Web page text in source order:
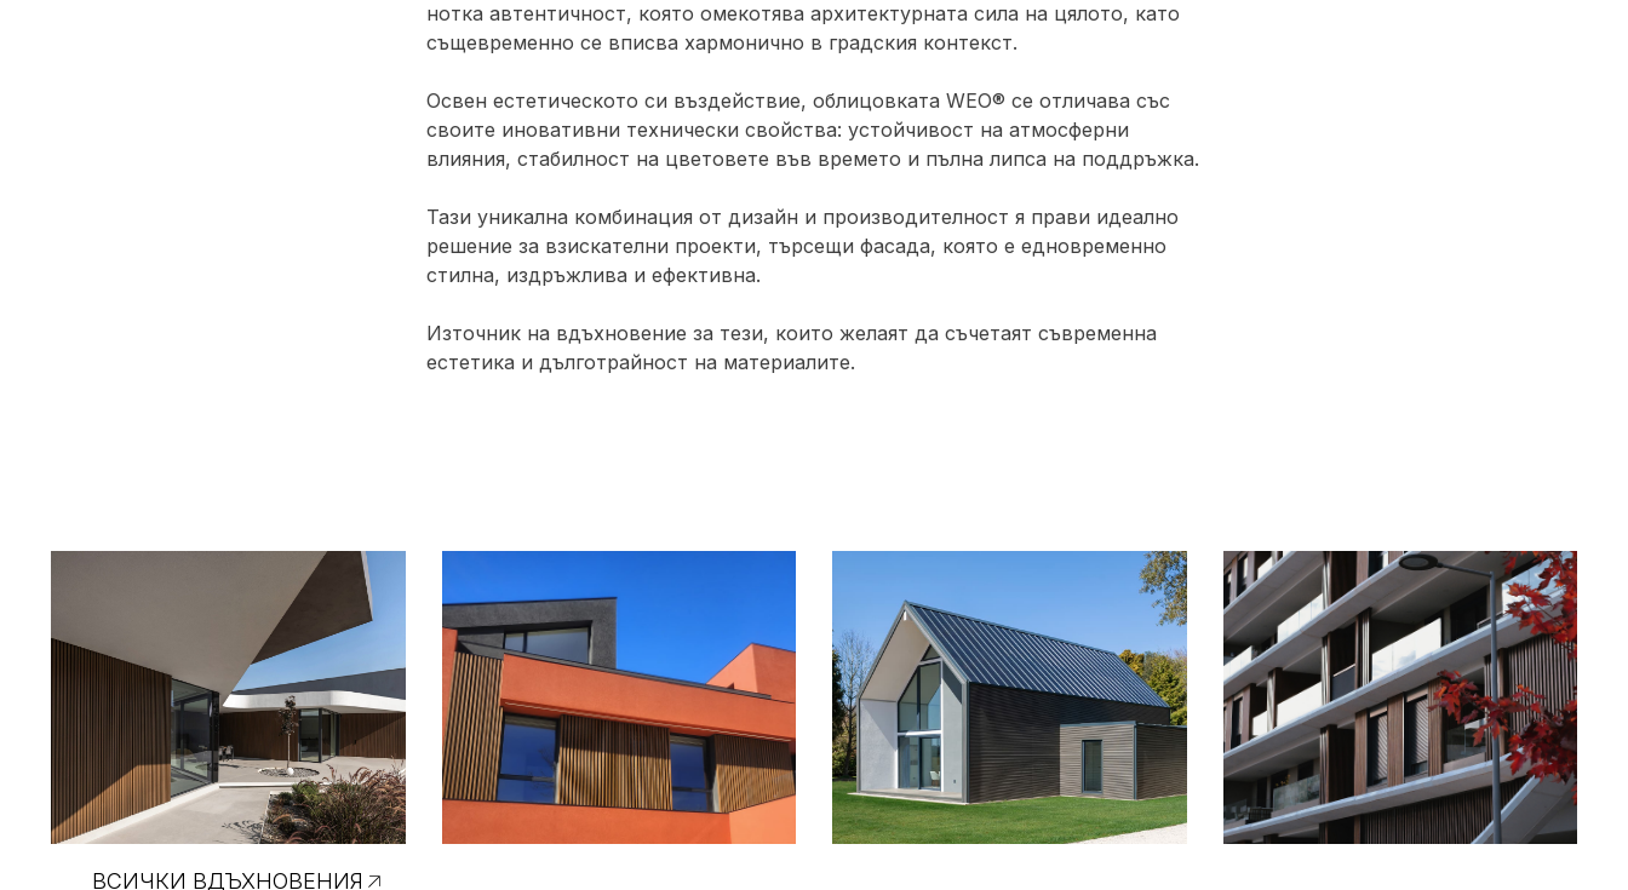
нотка автентичност, която омекотява архитектурната сила на цялото, като
същевременно се вписва хармонично в градския контекст.
Освен естетическото си въздействие, облицовката WEO® се отличава със
своите иновативни технически свойства: устойчивост на атмосферни
влияния, стабилност на цветовете във времето и пълна липса на поддръжка.
Тази уникална комбинация от дизайн и производителност я прави идеално
решение за взискателни проекти, търсещи фасада, която е едновременно
стилна, издръжлива и ефективна.
Източник на вдъхновение за тези, които желаят да съчетаят съвременна
естетика и дълготрайност на материалите.
ВСИЧКИ ВДЪХНОВЕНИЯ